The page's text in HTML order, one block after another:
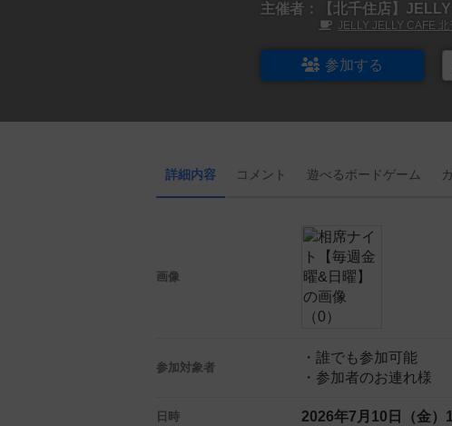
主催者：
【北千住店】
JELLY JELLY CAFE 北
参加する
詳細内容 コメント 遊べるボードゲーム
画像
参加対象者
・誰でも参加可能
・参加者のお連れ様
日時 2026年7月10日（金）